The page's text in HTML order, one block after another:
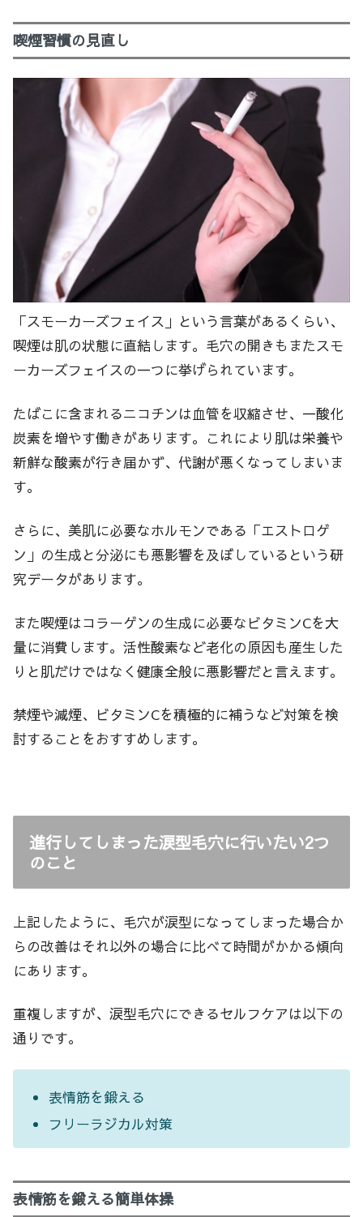
喫煙習慣の見直し
「スモーカーズフェイス」という言葉があるくらい、
喫煙は肌の状態に直結します。毛穴の開きもまたスモ
ーカーズフェイスの一つに挙げられています。
たばこに含まれるニコチンは血管を収縮させ、一酸化
炭素を増やす働きがあります。これにより肌は栄養や
新鮮な酸素が行き届かず、代謝が悪くなってしまいま
す。
さらに、美肌に必要なホルモンである「エストロゲ
ン」の生成と分泌にも悪影響を及ぼしているという研
究データがあります。
また喫煙はコラーゲンの生成に必要なビタミンCを大
量に消費します。活性酸素など老化の原因も産生した
りと肌だけではなく健康全般に悪影響だと言えます。
禁煙や減煙、ビタミンCを積極的に補うなど対策を検
討することをおすすめします。
進行してしまった涙型毛穴に行いたい2つ
のこと
上記したように、毛穴が涙型になってしまった場合か
らの改善はそれ以外の場合に比べて時間がかかる傾向
にあります。
重複しますが、涙型毛穴にできるセルフケアは以下の
通りです。
表情筋を鍛える
フリーラジカル対策
表情筋を鍛える簡単体操